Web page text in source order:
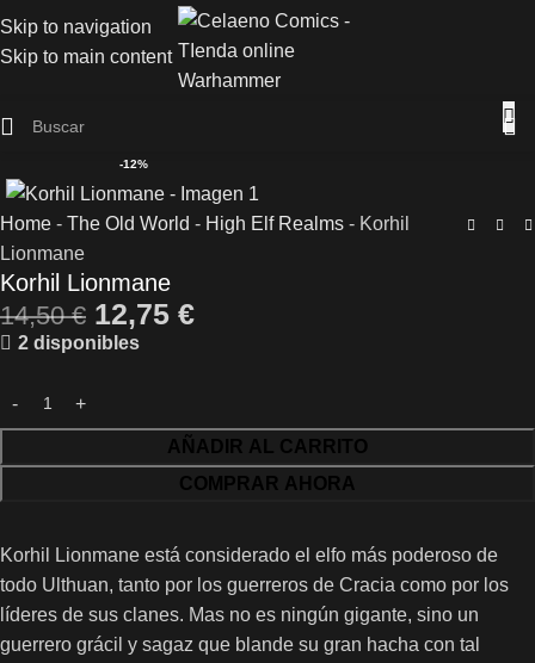
Skip to navigation
Skip to main content
-12%
Home - The Old World - High Elf Realms - Korhil
Lionmane
Korhil Lionmane
14,50€ 12,75 €
2 disponibles
AÑADIR AL CARRITO
COMPRAR AHORA
Korhil Lionmane está considerado el elfo más poderoso de
todo Ulthuan, tanto por los guerreros de Cracia como por los
líderes de sus clanes. Mas no es ningún gigante, sino un
guerrero grácil y sagaz que blande su gran hacha con tal